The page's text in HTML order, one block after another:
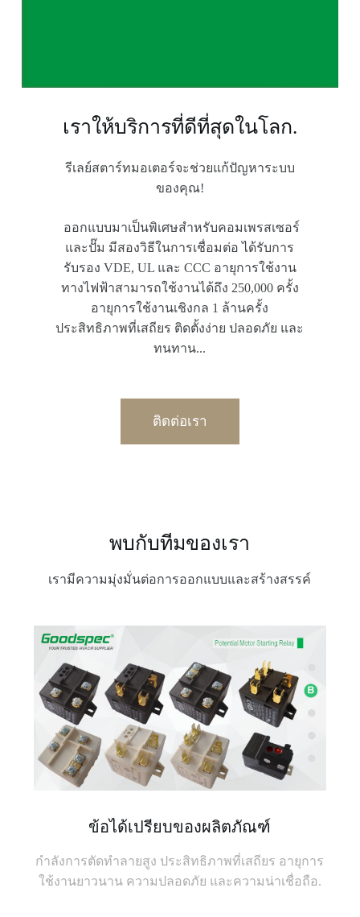
เราให้บริการที่ดีที่สุดในโลก.
รีเลย์สตาร์ทมอเตอร์จะช่วยแก้ปัญหาระบบ
ของคุณ!
ออกแบบมาเป็นพิเศษสำหรับคอมเพรสเซอร์
และปั๊ม มีสองวิธีในการเชื่อมต่อ ได้รับการ
รับรอง VDE, UL และ CCC อายุการใช้งาน
ทางไฟฟ้าสามารถใช้งานได้ถึง 250,000 ครั้ง
อายุการใช้งานเชิงกล 1 ล้านครั้ง
ประสิทธิภาพที่เสถียร ติดตั้งง่าย ปลอดภัย และ
ทนทาน...
ติดต่อเรา
พบกับทีมของเรา
เรามีความมุ่งมั่นต่อการออกแบบและสร้างสรรค์
ข้อได้เปรียบของผลิตภัณฑ์
กำลังการตัดทำลายสูง ประสิทธิภาพที่เสถียร อายุการ
ใช้งานยาวนาน ความปลอดภัย และความน่าเชื่อถือ.